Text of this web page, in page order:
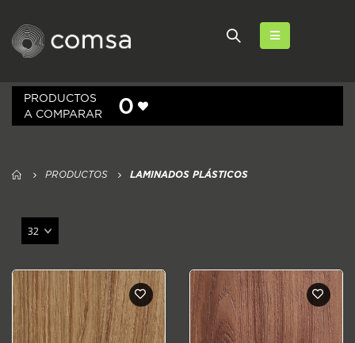
PRODUCTOS
A COMPARAR
0
PRODUCTOS LAMINADOS PLÁSTICOS